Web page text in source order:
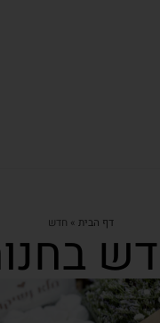
דף הבית » חדש